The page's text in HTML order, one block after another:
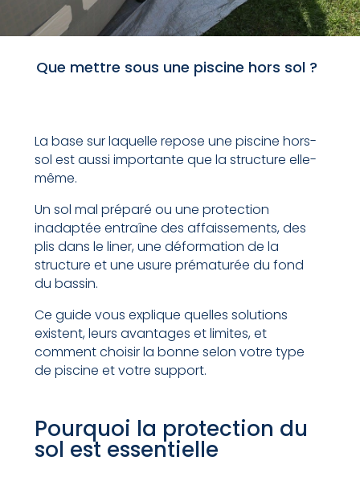
Que mettre sous une piscine hors sol ?
La base sur laquelle repose une piscine hors-
sol est aussi importante que la structure elle-
même.
Un sol mal préparé ou une protection
inadaptée entraîne des affaissements, des
plis dans le liner, une déformation de la
structure et une usure prématurée du fond
du bassin.
Ce guide vous explique quelles solutions
existent, leurs avantages et limites, et
comment choisir la bonne selon votre type
de piscine et votre support.
Pourquoi la protection du
sol est essentielle